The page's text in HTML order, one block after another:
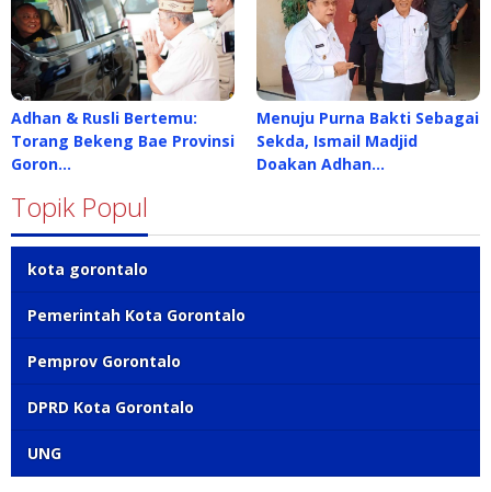
Adhan & Rusli Bertemu:
Torang Bekeng Bae Provinsi
Goron…
Menuju Purna Bakti Sebagai
Sekda, Ismail Madjid
Doakan Adhan…
Topik Popul
kota gorontalo
Pemerintah Kota Gorontalo
Pemprov Gorontalo
DPRD Kota Gorontalo
UNG